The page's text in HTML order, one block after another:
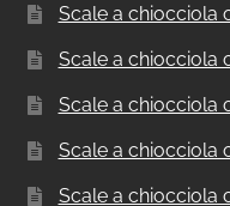
Scale a chiocciola
Scale a chiocciola
Scale a chiocciola
Scale a chiocciola
Scale a chiocciola